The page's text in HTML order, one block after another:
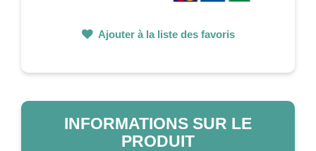
Ajouter à la liste des favoris
INFORMATIONS SUR LE
PRODUIT